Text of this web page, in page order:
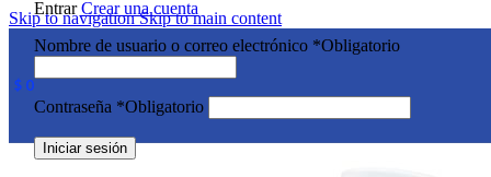
Skip to navigationSkip to main content
$ 0
EntrarCrear una cuenta
Nombre de usuario o correo electrónico *Obligatorio
Contraseña *Obligatorio
Iniciar sesión